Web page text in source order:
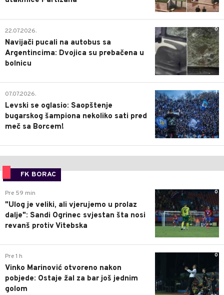
0
22.07.2026.
Navijači pucali na autobus sa
Argentincima: Dvojica su prebačena u
bolnicu
1
07.07.2026.
Levski se oglasio: Saopštenje
bugarskog šampiona nekoliko sati pred
meč sa Borcem!
FK BORAC
0
Pre 59 min
"Ulog je veliki, ali vjerujemo u prolaz
dalje": Sandi Ogrinec svjestan šta nosi
revanš protiv Vitebska
0
Pre 1 h
Vinko Marinović otvoreno nakon
pobjede: Ostaje žal za bar još jednim
golom